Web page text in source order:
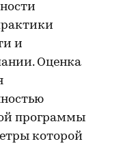
и
Оценка
программы
которой